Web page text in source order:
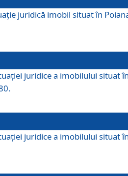
juridică imobil situat în
juridice a imobilului situat
juridice a imobilului situat